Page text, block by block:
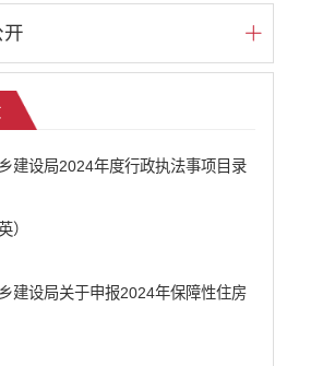
建设局2024年度行政执法事项目录
）
建设局关于申报2024年保障性住房